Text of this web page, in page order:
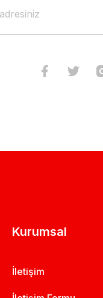
Kurumsal
İletişim